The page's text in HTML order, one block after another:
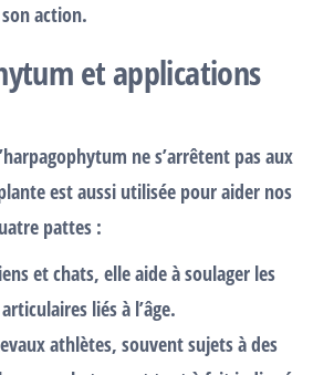
action.
et applications
ne s’arrêtent pas aux
est aussi utilisée pour aider nos
pattes :
etchats, elle aide à soulager les
liés à l’âge.
athlètes, souvent sujets à des